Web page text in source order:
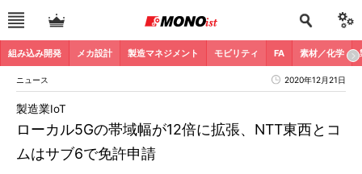
組み込み開発 メカ設計 製造マネジメント モビリティ FA 素材／化学
ニュース 2020年12月21日
ローカル5Gの帯域幅が12倍に拡張、NTT東西とコ
ムはサブ6で免許申請
製造業IoT